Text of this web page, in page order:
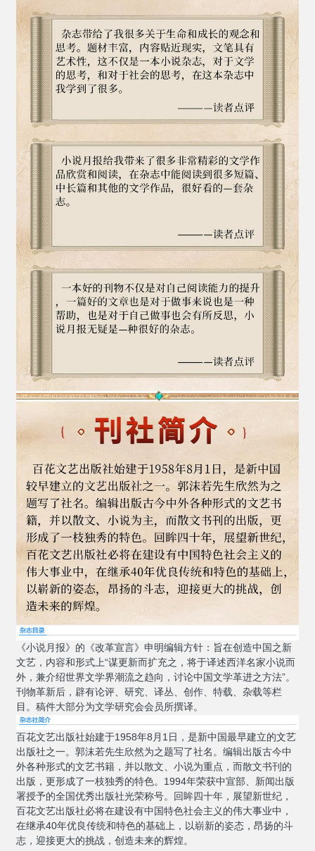
《小说月报》的《改革宣言》申明编辑方针：旨在创造中国之新
文艺，内容和形式上“谋更新而扩充之，将于译述西洋名家小说而
外，兼介绍世界文学界潮流之趋向，讨论中国文学革进之方法”。
刊物革新后，辟有论评、研究、译丛、创作、特载、杂载等栏
目。稿件大部分为文学研究会会员所撰译。
百花文艺出版社始建于1958年8月1日，是新中国最早建立的文艺
出版社之一。郭沫若先生欣然为之题写了社名。编辑出版古今中
外各种形式的文艺书籍，并以散文、小说为重点，而散文书刊的
出版，更形成了一枝独秀的特色。1994年荣获中宣部、新闻出版
署授予的全国优秀出版社光荣称号。回眸四十年，展望新世纪，
百花文艺出版社必将在建设有中国特色社会主义的伟大事业中，
在继承40年优良传统和特色的基础上，以崭新的姿态，昂扬的斗
志，迎接更大的挑战，创造未来的辉煌。